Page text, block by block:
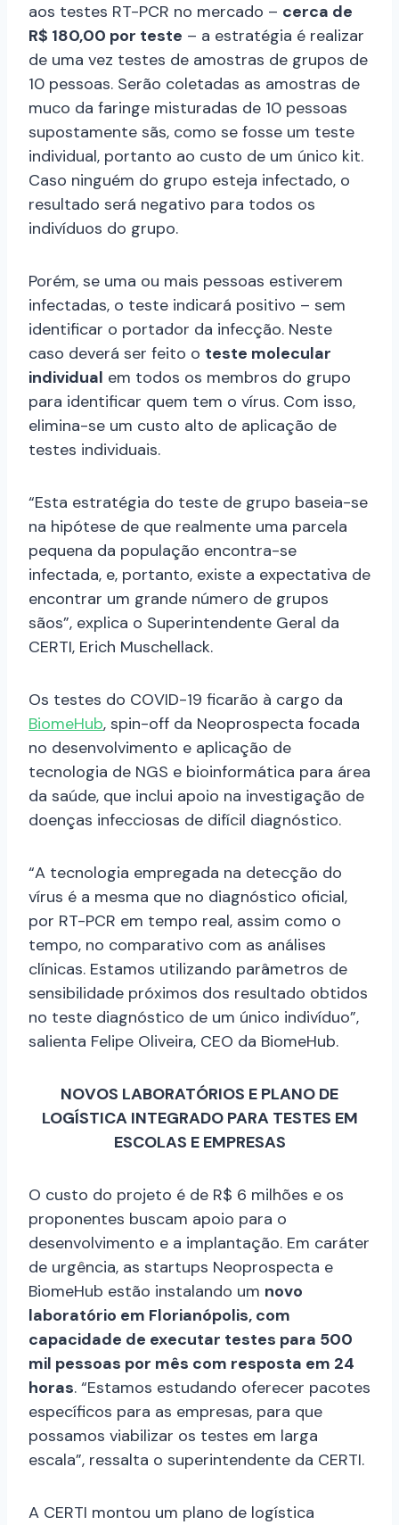
aos testes RT-PCR no mercado – cerca de
R$ 180,00 por teste – a estratégia é realizar
de uma vez testes de amostras de grupos de
10 pessoas. Serão coletadas as amostras de
muco da faringe misturadas de 10 pessoas
supostamente sãs, como se fosse um teste
individual, portanto ao custo de um único kit.
Caso ninguém do grupo esteja infectado, o
resultado será negativo para todos os
indivíduos do grupo.
Porém, se uma ou mais pessoas estiverem
infectadas, o teste indicará positivo – sem
identificar o portador da infecção. Neste
caso deverá ser feito o teste molecular
individual em todos os membros do grupo
para identificar quem tem o vírus. Com isso,
elimina-se um custo alto de aplicação de
testes individuais.
“Esta estratégia do teste de grupo baseia-se
na hipótese de que realmente uma parcela
pequena da população encontra-se
infectada, e, portanto, existe a expectativa de
encontrar um grande número de grupos
sãos”, explica o Superintendente Geral da
CERTI, Erich Muschellack.
Os testes do COVID-19 ficarão à cargo da
BiomeHub, spin-off da Neoprospecta focada
no desenvolvimento e aplicação de
tecnologia de NGS e bioinformática para área
da saúde, que inclui apoio na investigação de
doenças infecciosas de difícil diagnóstico.
“A tecnologia empregada na detecção do
vírus é a mesma que no diagnóstico oficial,
por RT-PCR em tempo real, assim como o
tempo, no comparativo com as análises
clínicas. Estamos utilizando parâmetros de
sensibilidade próximos dos resultado obtidos
no teste diagnóstico de um único indivíduo”,
salienta Felipe Oliveira, CEO da BiomeHub.
NOVOS LABORATÓRIOS E PLANO DE
LOGÍSTICA INTEGRADO PARA TESTES EM
ESCOLAS E EMPRESAS
O custo do projeto é de R$ 6 milhões e os
proponentes buscam apoio para o
desenvolvimento e a implantação. Em caráter
de urgência, as startups Neoprospecta e
BiomeHub estão instalando um novo
laboratório em Florianópolis, com
capacidade de executar testes para 500
mil pessoas por mês com resposta em 24
horas. “Estamos estudando oferecer pacotes
específicos para as empresas, para que
possamos viabilizar os testes em larga
escala”, ressalta o superintendente da CERTI.
A CERTI montou um plano de logística